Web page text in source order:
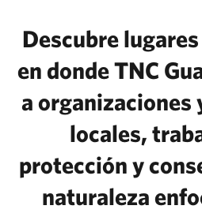
Descubre
en donde TNC
a organizaciones
locales,
protección y
naturaleza